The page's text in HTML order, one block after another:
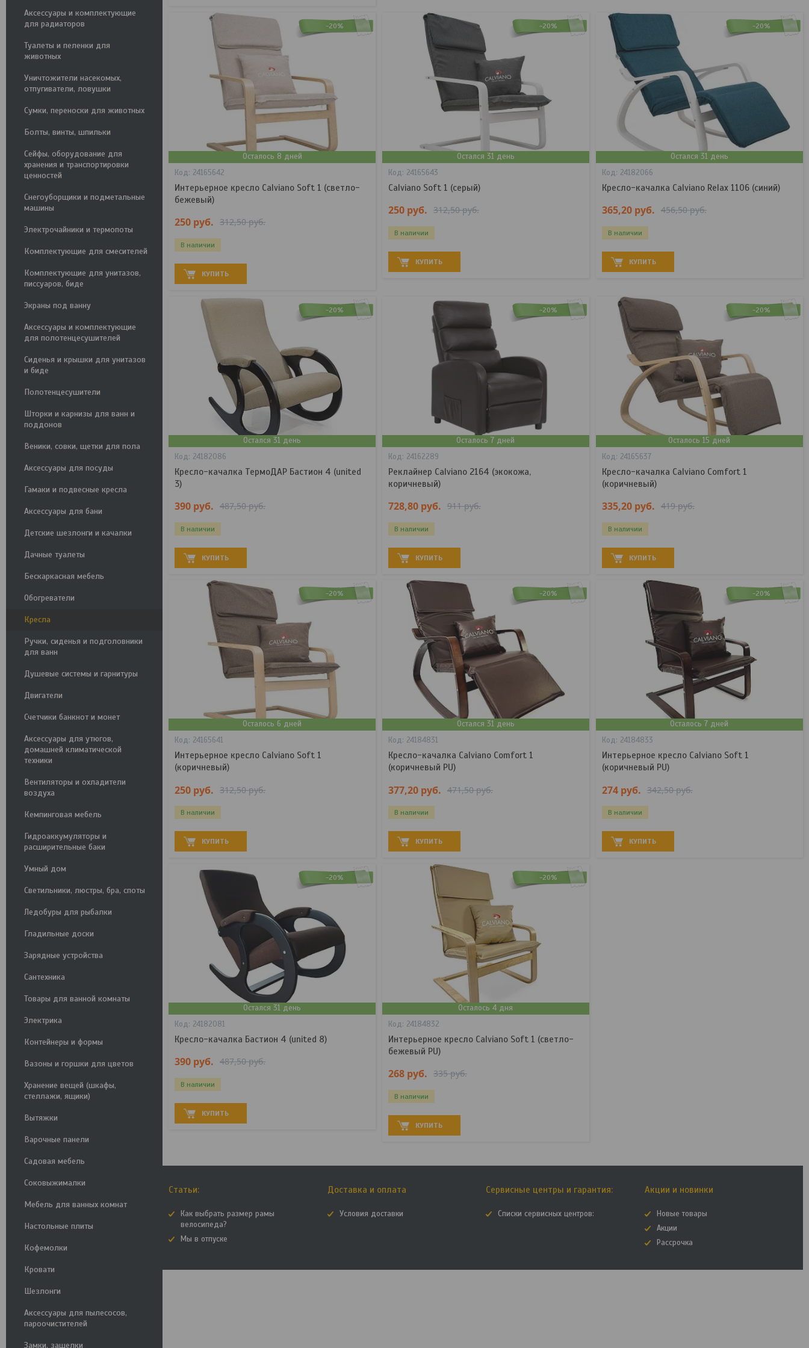
Аксессуары и комплектующие
для радиаторов
Туалеты и пеленки для
животных
Уничтожители насекомых,
отпугиватели, ловушки
Сумки, переноски для животных
Болты, винты, шпильки
Сейфы, оборудование для
хранения и транспортировки
ценностей
Снегоуборщики и подметальные
машины
Электрочайники и термопоты
Комплектующие для смесителей
Комплектующие для унитазов,
писсуаров, биде
Экраны под ванну
Аксессуары и комплектующие
для полотенцесушителей
Сиденья и крышки для унитазов
и биде
Полотенцесушители
Шторки и карнизы для ванн и
поддонов
Веники, совки, щетки для пола
Аксессуары для посуды
Гамаки и подвесные кресла
Аксессуары для бани
Детские шезлонги и качалки
Дачные туалеты
Бескаркасная мебель
Обогреватели
Кресла
Ручки, сиденья и подголовники
для ванн
Душевые системы и гарнитуры
Двигатели
Счетчики банкнот и монет
Аксессуары для утюгов,
домашней климатической
техники
Вентиляторы и охладители
воздуха
Кемпинговая мебель
Гидроаккумуляторы и
расширительные баки
Умный дом
Светильники, люстры, бра, споты
Ледобуры для рыбалки
Гладильные доски
Зарядные устройства
Сантехника
Товары для ванной комнаты
Электрика
Контейнеры и формы
Вазоны и горшки для цветов
Хранение вещей (шкафы,
стеллажи, ящики)
Вытяжки
Варочные панели
Садовая мебель
Соковыжималки
Мебель для ванных комнат
Настольные плиты
Кофемолки
Кровати
Шезлонги
Аксессуары для пылесосов,
пароочистителей
Замки, защелки
-20%
Осталось 8 дней
24165642
Интерьерное кресло Calviano Soft 1 (светло-
бежевый)
250 руб. 312,50руб.
В наличии
КУПИТЬ
-20%
Остался 31 день
24165643
Calviano Soft 1 (серый)
250 руб. 312,50руб.
В наличии
КУПИТЬ
-20%
Остался 31 день
24182066
Кресло-качалка Calviano Relax 1106 (синий)
365,20 руб. 456,50руб.
В наличии
КУПИТЬ
-20%
Остался 31 день
24182086
Кресло-качалка ТермоДАР Бастион 4 (united
3)
390 руб. 487,50руб.
В наличии
КУПИТЬ
-20%
Осталось 7 дней
24162289
Реклайнер Calviano 2164 (экокожа,
коричневый)
728,80 руб. 911руб.
В наличии
КУПИТЬ
-20%
Осталось 15 дней
24165637
Кресло-качалка Calviano Comfort 1
(коричневый)
335,20 руб. 419руб.
В наличии
КУПИТЬ
-20%
Осталось 6 дней
24165641
Интерьерное кресло Calviano Soft 1
(коричневый)
250 руб. 312,50руб.
В наличии
КУПИТЬ
-20%
Остался 31 день
24184831
Кресло-качалка Calviano Comfort 1
(коричневый PU)
377,20 руб. 471,50руб.
В наличии
КУПИТЬ
-20%
Осталось 7 дней
24184833
Интерьерное кресло Calviano Soft 1
(коричневый PU)
274 руб. 342,50руб.
В наличии
КУПИТЬ
-20%
Остался 31 день
24182081
Кресло-качалка Бастион 4 (united 8)
390 руб. 487,50руб.
В наличии
КУПИТЬ
-20%
Осталось 4 дня
24184832
Интерьерное кресло Calviano Soft 1 (светло-
бежевый PU)
268 руб. 335руб.
В наличии
КУПИТЬ
Статьи:
Как выбрать размер рамы
велосипеда?
Мы в отпуске
Доставка и оплата
Условия доставки
Сервисные центры и гарантия:
Списки сервисных центров:
Акции и новинки
Новые товары
Акции
Рассрочка